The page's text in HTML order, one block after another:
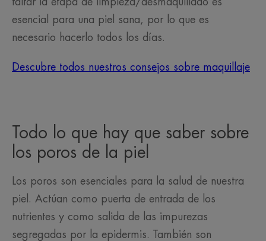
esencial para una piel sana, por lo que es
necesario hacerlo todos los días.
Descubre todos nuestros consejos sobre maquillaje
Todo lo que hay que saber sobre
los poros de la piel
Los poros son esenciales para la salud de nuestra
piel. Actúan como puerta de entrada de los
nutrientes y como salida de las impurezas
segregadas por la epidermis. También son